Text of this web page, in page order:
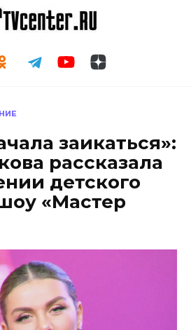
заикаться»:
рассказала
детского
«Мастер